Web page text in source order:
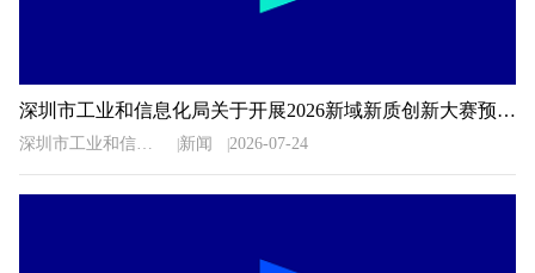
深圳市工业和信息化局关于开展2026新域新质创新大赛预选推荐工作的通知
深圳市工业和信息化局 新闻 2026-07-24